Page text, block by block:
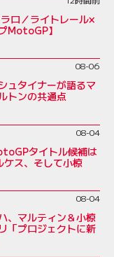
ロ／ライトレール×
MotoGP】
08-06
ュタイナーが語るマ
トンの共通点
08-04
タイトル候補は
ケス、そして小椋
08-04
、マルティン＆小椋
「プロジェクトに新